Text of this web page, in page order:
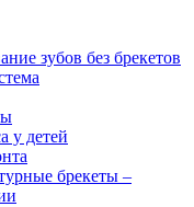
зубов без брекетов
у детей
брекеты –